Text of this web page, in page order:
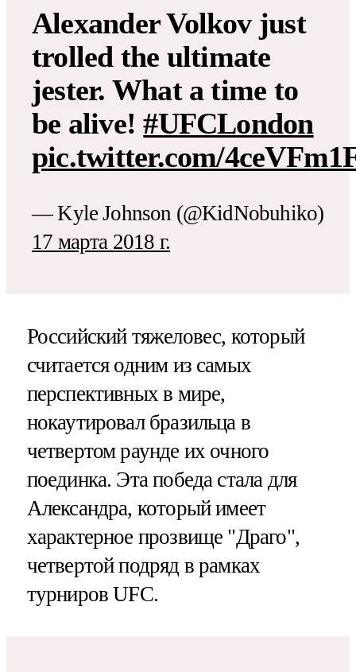
Alexander Volkov just
trolled the ultimate
jester. What a time to
be alive!#UFCLondon
pic.twitter.com/
— Kyle Johnson (@KidNobuhiko)
17 марта 2018 г.
Российский тяжеловес, который
считается одним из самых
перспективных в мире,
нокаутировал бразильца в
четвертом раунде их очного
поединка. Эта победа стала для
Александра, который имеет
характерное прозвище "Драго",
четвертой подряд в рамках
турниров UFC.